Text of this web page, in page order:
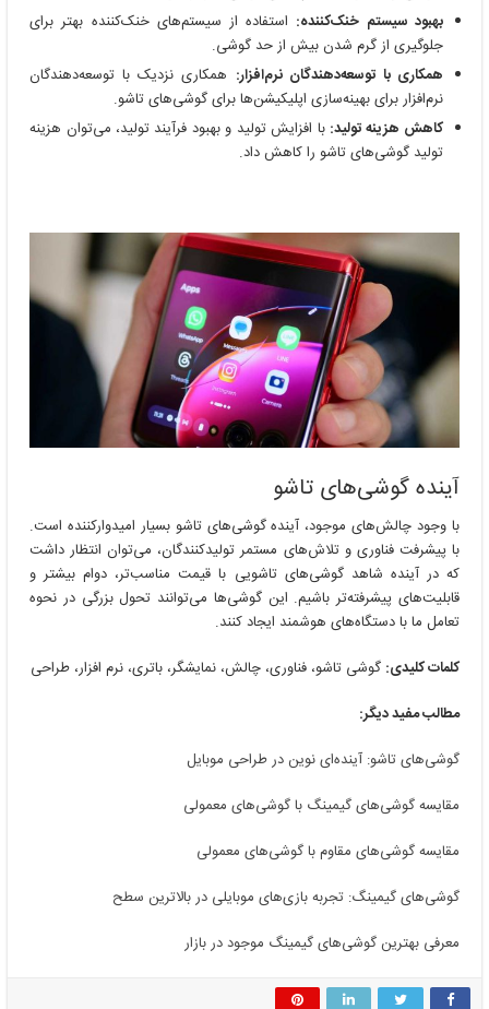
بهبود سیستم خنک‌کننده: استفاده از سیستم‌های خنک‌کننده بهتر برای
جلوگیری از گرم شدن بیش از حد گوشی.
همکاری با توسعه‌دهندگان نرم‌افزار: همکاری نزدیک با توسعه‌دهندگان
نرم‌افزار برای بهینه‌سازی اپلیکیشن‌ها برای گوشی‌های تاشو.
کاهش هزینه تولید: با افزایش تولید و بهبود فرآیند تولید، می‌توان هزینه
تولید گوشی‌های تاشو را کاهش داد.
آینده گوشی‌های تاشو
با وجود چالش‌های موجود، آینده گوشی‌های تاشو بسیار امیدوارکننده است.
با پیشرفت فناوری و تلاش‌های مستمر تولیدکنندگان، می‌توان انتظار داشت
که در آینده شاهد گوشی‌های تاشویی با قیمت مناسب‌تر، دوام بیشتر و
قابلیت‌های پیشرفته‌تر باشیم. این گوشی‌ها می‌توانند تحول بزرگی در نحوه
تعامل ما با دستگاه‌های هوشمند ایجاد کنند.
کلمات کلیدی: گوشی تاشو، فناوری، چالش، نمایشگر، باتری، نرم افزار، طراحی
مطالب مفید دیگر:
گوشی‌های تاشو: آینده‌ای نوین در طراحی موبایل
مقایسه گوشی‌های گیمینگ با گوشی‌های معمولی
مقایسه گوشی‌های مقاوم با گوشی‌های معمولی
گوشی‌های گیمینگ: تجربه بازی‌های موبایلی در بالاترین سطح
معرفی بهترین گوشی‌های گیمینگ موجود در بازار